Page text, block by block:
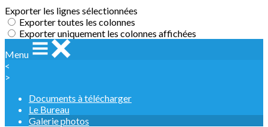
Exporter les lignes sélectionnées
Exporter toutes les colonnes
Exporter uniquement les colonnes affichées
Menu
<
>
Documents à télécharger
Le Bureau
Galerie photos